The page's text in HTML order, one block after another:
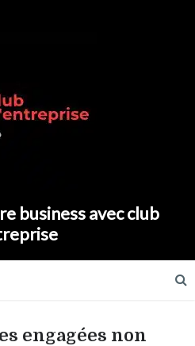
business avec club
engagées non